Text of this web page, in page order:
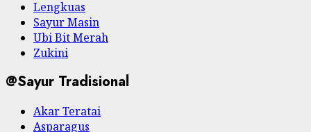
Lengkuas
Sayur Masin
Ubi Bit Merah
Zukini
@Sayur Tradisional
Akar Teratai
Asparagus